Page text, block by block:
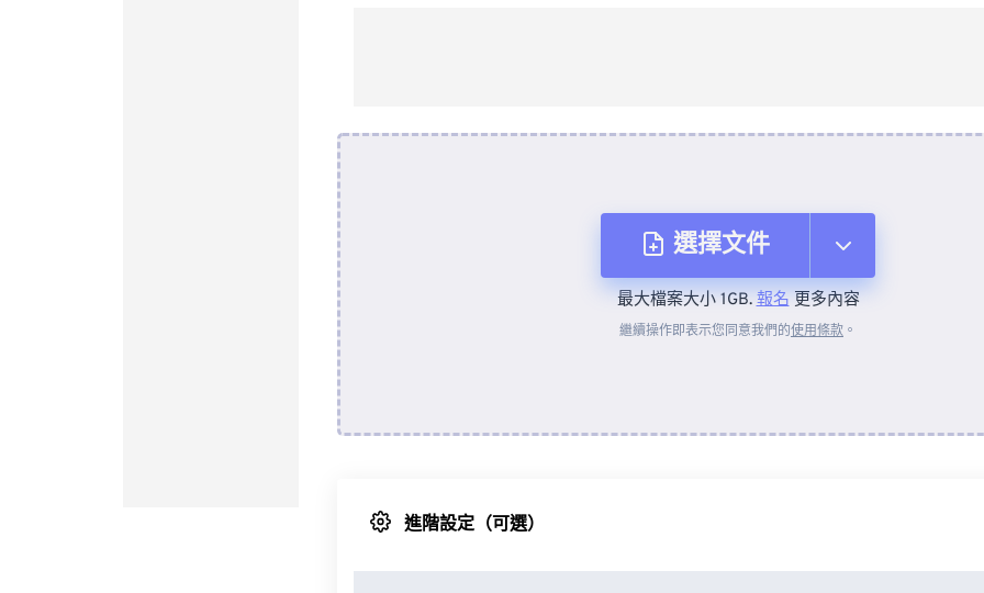
選擇文件
來自裝置
最大檔案大小 1GB.報名更多內容
繼續操作即表示您同意我們的使用條款 。
進階設定（可選）